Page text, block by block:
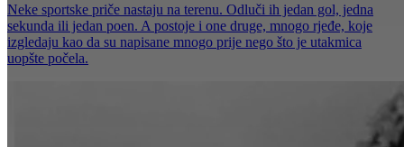
Neke sportske priče nastaju na terenu. Odluči ih jedan gol, jedna
sekunda ili jedan poen. A postoje i one druge, mnogo rjeđe, koje
izgledaju kao da su napisane mnogo prije nego što je utakmica
uopšte počela.